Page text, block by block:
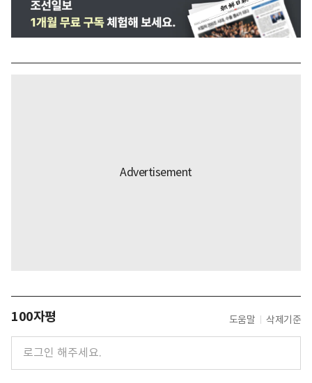
100자평 도움말 삭제기준